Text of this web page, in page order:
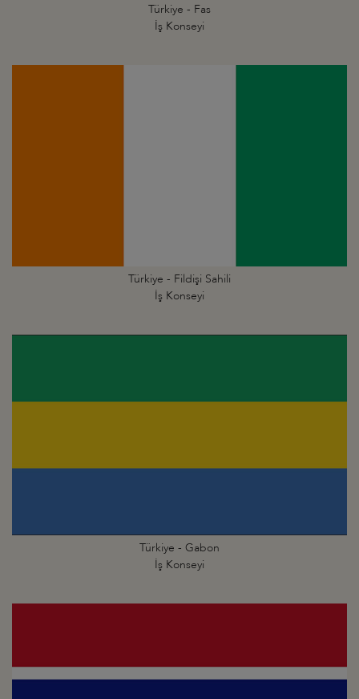
Türkiye - Fas
İş Konseyi
Türkiye - Fildişi Sahili
İş Konseyi
Türkiye - Gabon
İş Konseyi